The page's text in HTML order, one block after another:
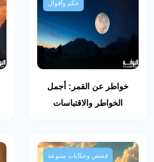
حكم وأقوال
خواطر عن القمر: أجمل
الخواطر والاقتباسات
قصص وحكايات متنوعة